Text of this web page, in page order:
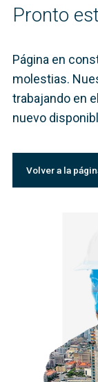
Pronto
Página en
molestias.
trabajando en
nuevo
Volver a la